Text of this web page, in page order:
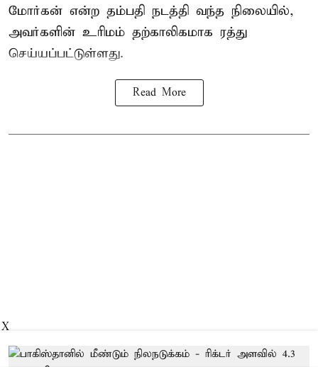
மோர்கன் என்ற தம்பதி நடத்தி வந்த நிலையில்,
அவர்களின் உரிமம் தற்காலிகமாக ரத்து
செய்யப்பட்டுள்ளது.
Read More
X